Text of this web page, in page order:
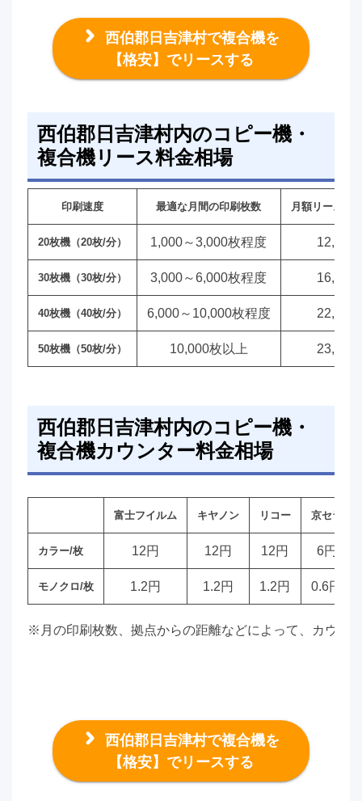
西伯郡日吉津村で複合機を
【格安】でリースする
西伯郡日吉津村内のコピー機・
複合機リース料金相場
印刷速度 最適な月間の印刷枚数 月額リース料
20枚機（20枚/分） 1,000～3,000枚程度 12,000
30枚機（30枚/分） 3,000～6,000枚程度 16,000
40枚機（40枚/分） 6,000～10,000枚程度 22,000
50枚機（50枚/分） 10,000枚以上 23,000
西伯郡日吉津村内のコピー機・
複合機カウンター料金相場
富士フイルム キヤノン リコー 京セラ
カラー/枚 12円 12円 12円 6円
モノクロ/枚 1.2円 1.2円 1.2円 0.6円
※月の印刷枚数、拠点からの距離などによって、カウン
西伯郡日吉津村で複合機を
【格安】でリースする